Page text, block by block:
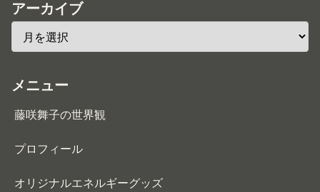
アーカイブ
メニュー
藤咲舞子の世界観
プロフィール
オリジナルエネルギーグッズ